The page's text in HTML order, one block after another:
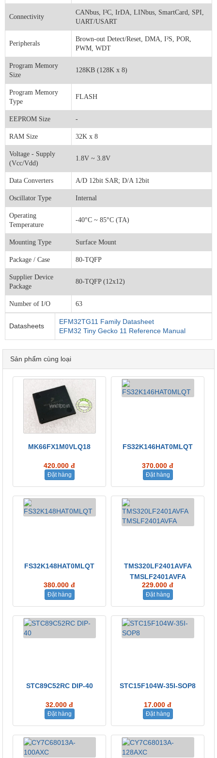
Connectivity
CANbus, I²C, IrDA, LINbus, SmartCard, SPI,
UART/USART
Peripherals
Brown-out Detect/Reset, DMA, I²S, POR,
PWM, WDT
Program Memory
Size
128KB (128K x 8)
Program Memory
Type
FLASH
EEPROM Size -
RAM Size 32K x 8
Voltage - Supply
(Vcc/Vdd)
1.8V ~ 3.8V
Data Converters A/D 12bit SAR; D/A 12bit
Oscillator Type Internal
Operating
Temperature
-40°C ~ 85°C (TA)
Mounting Type Surface Mount
Package / Case 80-TQFP
Supplier Device
Package
80-TQFP (12x12)
Number of I/O 63
Datasheets
EFM32TG11 Family Datasheet
EFM32 Tiny Gecko 11 Reference Manual
Sản phẩm cùng loại
MK66FX1M0VLQ18
420.000 đ
Đặt hàng
FS32K146HAT0MLQT
370.000 đ
Đặt hàng
FS32K148HAT0MLQT
380.000 đ
Đặt hàng
TMS320LF2401AVFA
TMSLF2401AVFA
229.000 đ
Đặt hàng
STC89C52RC DIP-40
32.000 đ
Đặt hàng
STC15F104W-35I-SOP8
17.000 đ
Đặt hàng